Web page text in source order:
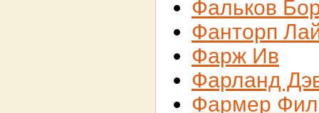
Фальков
Фанторп
Фарж Ив
Фарланд
Фармер